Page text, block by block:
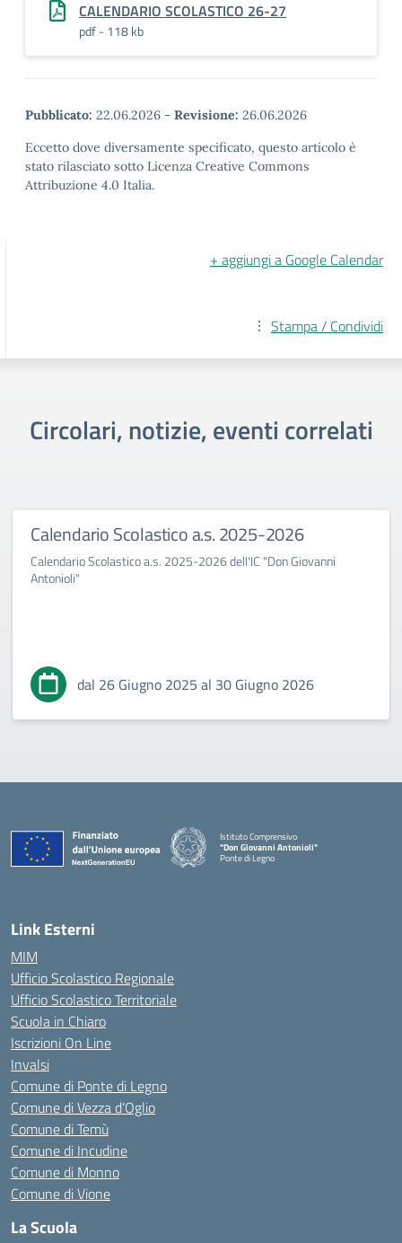
CALENDARIO SCOLASTICO 26-27
pdf - 118 kb
Pubblicato: 22.06.2026 - Revisione: 26.06.2026
Eccetto dove diversamente specificato, questo articolo è
stato rilasciato sotto Licenza Creative Commons
Attribuzione 4.0 Italia.
+ aggiungi a Google Calendar
Stampa / Condividi
Circolari, notizie, eventi correlati
Calendario Scolastico a.s. 2025-2026
Calendario Scolastico a.s. 2025-2026 dell'IC "Don Giovanni
Antonioli"
dal 26 Giugno 2025 al 30 Giugno 2026
Istituto Comprensivo
"Don Giovanni Antonioli"
Ponte di Legno
— Visita la pagina iniziale della scuola
Link Esterni
MIM
Ufficio Scolastico Regionale
Ufficio Scolastico Territoriale
Scuola in Chiaro
Iscrizioni On Line
Invalsi
Comune di Ponte di Legno
Comune di Vezza d’Oglio
Comune di Temù
Comune di Incudine
Comune di Monno
Comune di Vione
La Scuola